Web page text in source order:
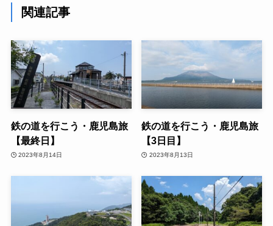
関連記事
鉄の道を行こう・鹿児島旅
【最終日】
2023年8月14日
鉄の道を行こう・鹿児島旅
【3日目】
2023年8月13日